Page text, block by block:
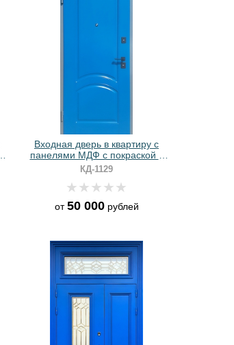
Входная дверь в квартиру с
панелями МДФ с покраской в
синий цвет
КД-1129
от50 000рублей